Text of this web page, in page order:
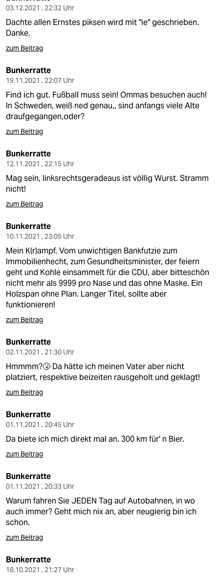
03.12.2021 , 22:32 Uhr
Dachte allen Ernstes piksen wird mit "ie" geschrieben.
Danke.
zum Beitrag
Bunkerratte
19.11.2021 , 22:07 Uhr
Find ich gut. Fußball muss sein! Ommas besuchen auch!
In Schweden, weiß ned genau,, sind anfangs viele Alte
draufgegangen,oder?
zum Beitrag
Bunkerratte
12.11.2021 , 22:15 Uhr
Mag sein, linksrechtsgeradeaus ist völlig Wurst. Stramm
nicht!
zum Beitrag
Bunkerratte
10.11.2021 , 23:05 Uhr
Mein K(r)ampf. Vom unwichtigen Bankfutzie zum
Immobilienhecht, zum Gesundheitsminister, der feiern
geht und Kohle einsammelt für die CDU, aber bitteschön
nicht mehr als 9999 pro Nase und das ohne Maske. Ein
Holzspan ohne Plan. Langer Titel, sollte aber
funktionieren!
zum Beitrag
Bunkerratte
02.11.2021 , 21:30 Uhr
Hmmmm?🤧 Da hätte ich meinen Vater aber nicht
platziert, respektive beizeiten rausgeholt und geklagt!
zum Beitrag
Bunkerratte
01.11.2021 , 20:45 Uhr
Da biete ich mich direkt mal an. 300 km für' n Bier.
zum Beitrag
Bunkerratte
01.11.2021 , 20:33 Uhr
Warum fahren Sie JEDEN Tag auf Autobahnen, in wo
auch immer? Geht mich nix an, aber neugierig bin ich
schon.
zum Beitrag
Bunkerratte
18.10.2021 , 21:27 Uhr